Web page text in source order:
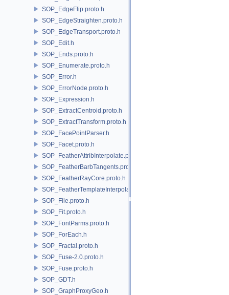
SOP_EdgeFlip.proto.h
SOP_EdgeStraighten.proto.h
SOP_EdgeTransport.proto.h
SOP_Edit.h
SOP_Ends.proto.h
SOP_Enumerate.proto.h
SOP_Error.h
SOP_ErrorNode.proto.h
SOP_Expression.h
SOP_ExtractCentroid.proto.h
SOP_ExtractTransform.proto.h
SOP_FacePointParser.h
SOP_Facet.proto.h
SOP_FeatherAttribInterpolate.proto.h
SOP_FeatherBarbTangents.proto.h
SOP_FeatherRayCore.proto.h
SOP_FeatherTemplateInterpolate.proto.h
SOP_File.proto.h
SOP_Fit.proto.h
SOP_FontParms.proto.h
SOP_ForEach.h
SOP_Fractal.proto.h
SOP_Fuse-2.0.proto.h
SOP_Fuse.proto.h
SOP_GDT.h
SOP_GraphProxyGeo.h